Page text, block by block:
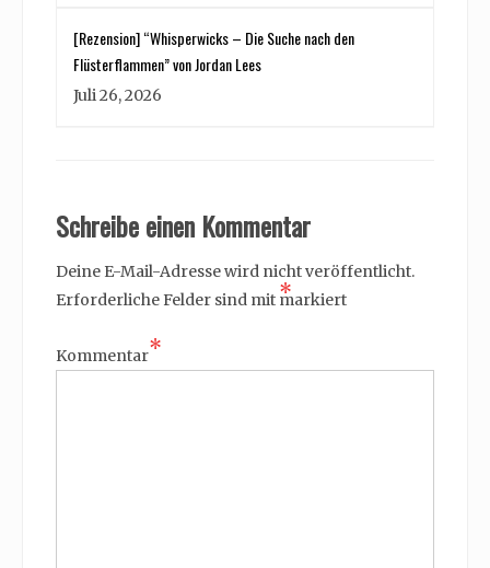
[Rezension] “Whisperwicks – Die Suche nach den
Flüsterflammen” von Jordan Lees
Juli 26, 2026
Schreibe einen Kommentar
Deine E-Mail-Adresse wird nicht veröffentlicht.
Erforderliche Felder sind mit *
markiert
Kommentar*